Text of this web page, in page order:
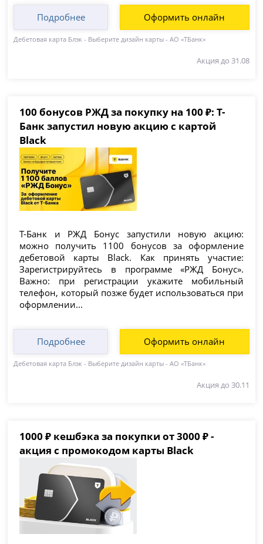
Подробнее Оформить онлайн
Дебетовая карта Блэк - Выберите дизайн карты - АО «ТБанк»
Акция до 31.08
100 бонусов РЖД за покупку на 100 ₽: Т-
Банк запустил новую акцию с картой
Black
Т-Банк и РЖД Бонус запустили новую акцию:
можно получить 1100 бонусов за оформление
дебетовой карты Black. Как принять участие:
Зарегистрируйтесь в программе «РЖД Бонус».
Важно: при регистрации укажите мобильный
телефон, который позже будет использоваться при
оформлении...
Подробнее Оформить онлайн
Дебетовая карта Блэк - Выберите дизайн карты - АО «ТБанк»
Акция до 30.11
1000 ₽ кешбэка за покупки от 3000 ₽ -
акция с промокодом карты Black